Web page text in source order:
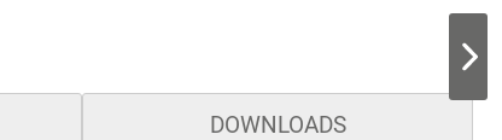
DOWNLOADS